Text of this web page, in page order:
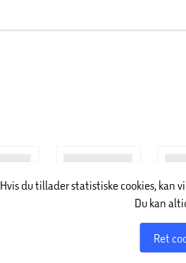
Hvis du tillader statistiske cookies, kan
Du kan
Ret